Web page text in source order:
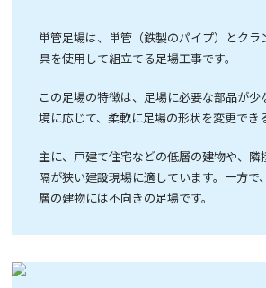
単管足場は、単管（鉄製のパイプ）とクラ
具を使用して組立てる足場工事です。
この足場の特徴は、足場に必要な部品が少
境に応じて、柔軟に足場の形状を変更でき
主に、戸建て住宅などの低層の建物や、隣
隔が狭い建設現場に適しています。一方で
層の建物には不向きの足場です。